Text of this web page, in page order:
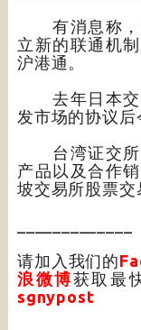
有消息称，
立新的联通机
沪港通。
去年日本交
发市场的协议后
台湾证交所
产品以及合作
坡交易所股票交
请加入我们的
浪微博获取最
sgnypost